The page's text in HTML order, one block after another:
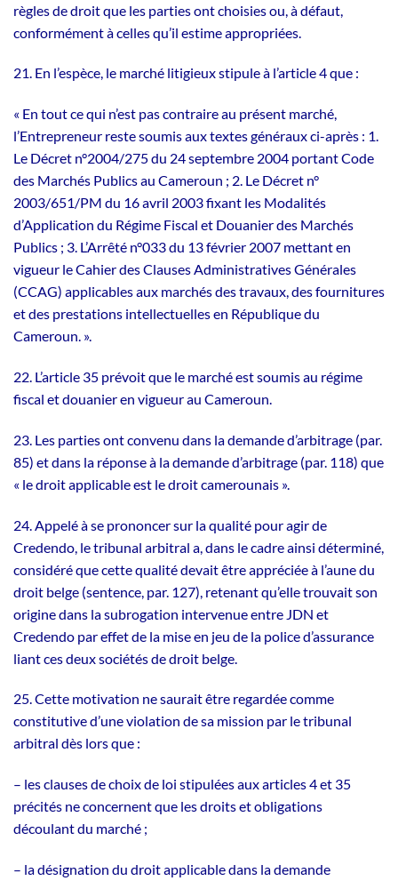
règles de droit que les parties ont choisies ou, à défaut,
conformément à celles qu’il estime appropriées.
21. En l’espèce, le marché litigieux stipule à l’article 4 que :
« En tout ce qui n’est pas contraire au présent marché,
l’Entrepreneur reste soumis aux textes généraux ci-après : 1.
Le Décret n°2004/275 du 24 septembre 2004 portant Code
des Marchés Publics au Cameroun ; 2. Le Décret n°
2003/651/PM du 16 avril 2003 fixant les Modalités
d’Application du Régime Fiscal et Douanier des Marchés
Publics ; 3. L’Arrêté n°033 du 13 février 2007 mettant en
vigueur le Cahier des Clauses Administratives Générales
(CCAG) applicables aux marchés des travaux, des fournitures
et des prestations intellectuelles en République du
Cameroun. ».
22. L’article 35 prévoit que le marché est soumis au régime
fiscal et douanier en vigueur au Cameroun.
23. Les parties ont convenu dans la demande d’arbitrage (par.
85) et dans la réponse à la demande d’arbitrage (par. 118) que
« le droit applicable est le droit camerounais ».
24. Appelé à se prononcer sur la qualité pour agir de
Credendo, le tribunal arbitral a, dans le cadre ainsi déterminé,
considéré que cette qualité devait être appréciée à l’aune du
droit belge (sentence, par. 127), retenant qu’elle trouvait son
origine dans la subrogation intervenue entre JDN et
Credendo par effet de la mise en jeu de la police d’assurance
liant ces deux sociétés de droit belge.
25. Cette motivation ne saurait être regardée comme
constitutive d’une violation de sa mission par le tribunal
arbitral dès lors que :
– les clauses de choix de loi stipulées aux articles 4 et 35
précités ne concernent que les droits et obligations
découlant du marché ;
– la désignation du droit applicable dans la demande